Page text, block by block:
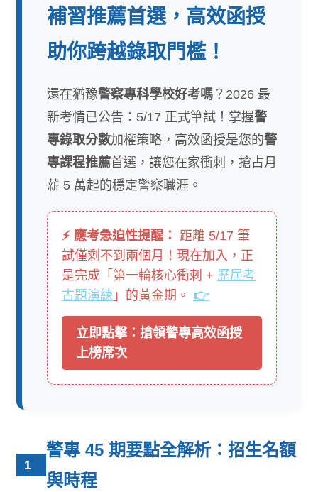
補習推薦首選，高效函授
助你跨越錄取門檻！
還在猶豫警察專科學校好考嗎 ？2026 最
新考情已公告：5/17 正式筆試！掌握警
專錄取分數加權策略，高效函授是您的警
專課程推薦首選，讓您在家衝刺，搶占月
薪 5 萬起的穩定警察職涯。
⚡ 應考急迫性提醒： 距離 5/17 筆
試僅剩不到兩個月！現在加入，正
是完成「第一輪核心衝刺 + 歷屆考
古題演練 」的黃金期。 👉
立即點擊：搶領警專高效函授
上榜席次
1
警專 45 期要點全解析：招生名額
與時程